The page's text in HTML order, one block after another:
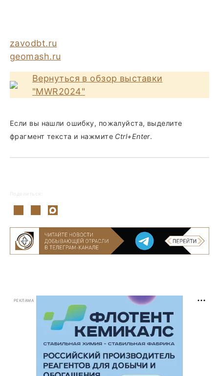
zavodbt.ru
geomash.ru
Вернуться в обзор выставки
"MWR2024"
Если вы нашли ошибку, пожалуйста, выделите
фрагмент текста и нажмите Ctrl+Enter.
Поделиться:
РЕКЛАМА